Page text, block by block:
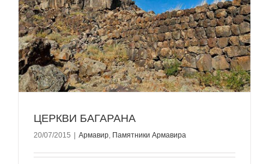
ЦЕРКВИ БАГАРАНА
20/07/2015 Армавир, Памятники Армавира